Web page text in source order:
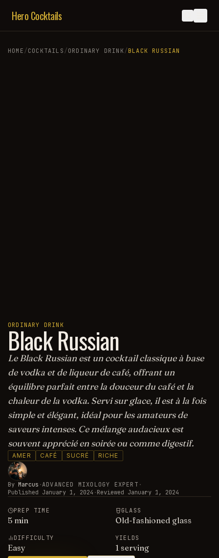
Hero Cocktails
HOME/COCKTAILS/ORDINARY DRINK/BLACK RUSSIAN
ORDINARY DRINK
Black Russian
Le Black Russian est un cocktail classique à base
de vodka et de liqueur de café, offrant un
équilibre parfait entre la douceur du café et la
chaleur de la vodka. Servi sur glace, il est à la fois
simple et élégant, idéal pour les amateurs de
saveurs intenses. Ce mélange audacieux est
souvent apprécié en soirée ou comme digestif.
AMER CAFÉ SUCRÉ RICHE
By Marcus ·ADVANCED MIXOLOGY EXPERT ·
Published January 1, 2024 ·Reviewed January 1, 2024
PREP TIME
5 min
GLASS
Old-fashioned glass
DIFFICULTY
Easy
YIELDS
1 serving